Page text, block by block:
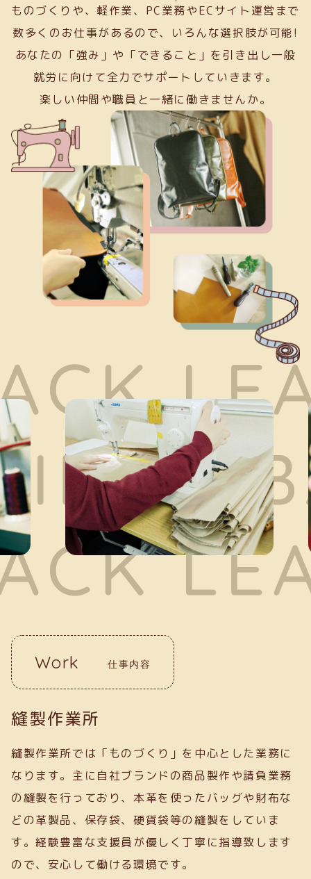
ものづくりや、軽作業、PC業務やECサイト運営まで
数多くのお仕事があるので、いろんな選択肢が可能!
あなたの「強み」や「できること」を引き出し一般
就労に向けて全力でサポートしていきます。
楽しい仲間や職員と一緒に働きませんか。
Work 仕事内容
縫製作業所
縫製作業所では「ものづくり」を中心とした業務に
なります。主に自社ブランドの商品製作や請負業務
の縫製を行っており、本革を使ったバッグや財布な
どの革製品、保存袋、硬貨袋等の縫製をしていま
す。経験豊富な支援員が優しく丁寧に指導致します
ので、安心して働ける環境です。